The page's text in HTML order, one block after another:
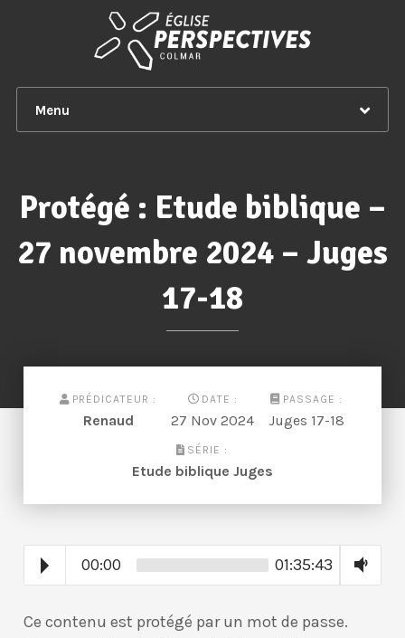
Menu
Protégé : Etude biblique –
27 novembre 2024 – Juges
17-18
PRÉDICATEUR :
Renaud
DATE :
27 Nov 2024
PASSAGE :
Juges 17-18
SÉRIE :
Etude biblique Juges
00:00 01:35:43
Ce contenu est protégé par un mot de passe.